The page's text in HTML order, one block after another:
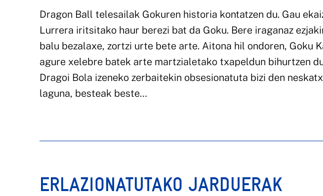
Dragon Ball telesailak Gokuren historia kontatzen du. Gau
Lurrera iritsitako haur berezi bat da Goku. Bere iraganaz
balu bezalaxe, zortzi urte bete arte. Aitona hil ondoren, Goku
agure xelebre batek arte martzialetako txapeldun bihurtzen
Dragoi Bola izeneko zerbaitekin obsesionatuta bizi den
laguna, besteak beste…
ERLAZIONATUTAKO JARDUERAK